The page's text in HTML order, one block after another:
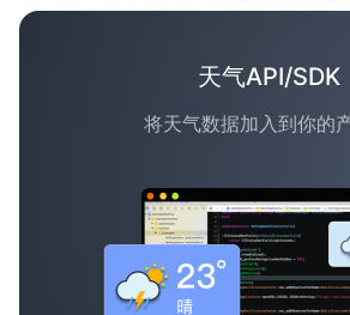
天气API/SDK
将天气数据加入到你的